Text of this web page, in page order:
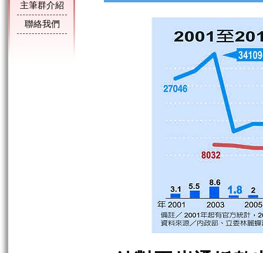
主筆群介紹
聯絡我們